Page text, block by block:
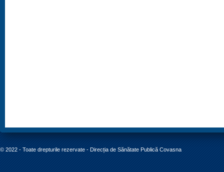
© 2022 - Toate drepturile rezervate - Direcția de Sănătate Publică Covasna